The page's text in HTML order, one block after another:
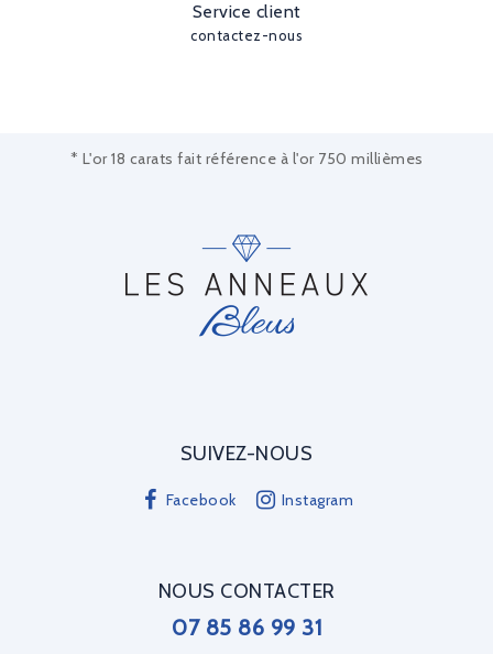
Service client
contactez-nous
* L'or 18 carats fait référence à l'or 750 millièmes
SUIVEZ-NOUS
Facebook Instagram
NOUS CONTACTER
07 85 86 99 31